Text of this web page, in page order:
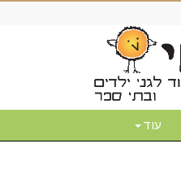
עוד